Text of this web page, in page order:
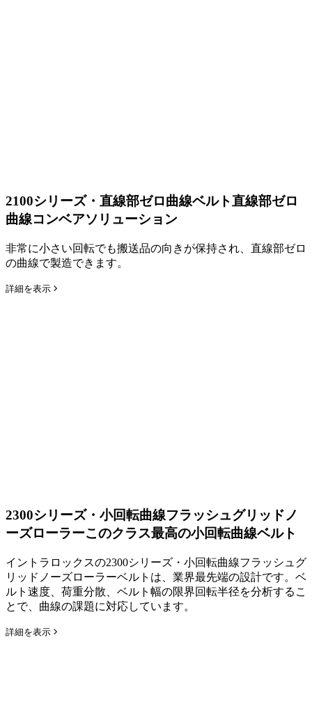
2100シリーズ・直線部ゼロ曲線ベルト直線部ゼロ
曲線コンベアソリューション
非常に小さい回転でも搬送品の向きが保持され、直線部ゼロ
の曲線で製造できます。
詳細を表示
2300シリーズ・小回転曲線フラッシュグリッドノ
ーズローラーこのクラス最高の小回転曲線ベルト
イントラロックスの2300シリーズ・小回転曲線フラッシュグ
リッドノーズローラーベルトは、業界最先端の設計です。ベ
ルト速度、荷重分散、ベルト幅の限界回転半径を分析するこ
とで、曲線の課題に対応しています。
詳細を表示